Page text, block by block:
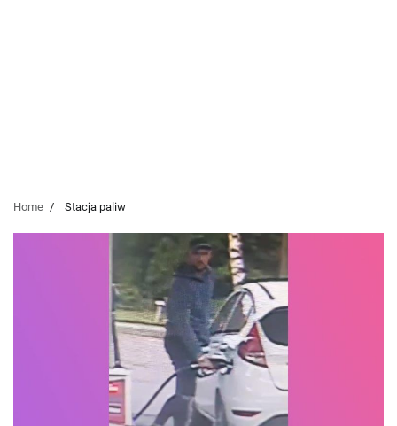
Home Stacja paliw